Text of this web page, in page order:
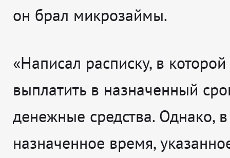
он брал микрозаймы.
«Написал расписку, в
выплатить в назначенный
денежные средства. Однако, в
назначенное время,